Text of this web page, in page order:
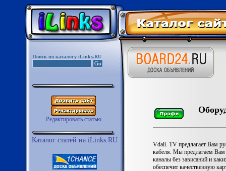
Поиск по каталогу iLinks.RU
Редактировать статью
Каталог статей на iLinks.RU
Vdali. TV предлагает Вам
кабеля. Мы предлагаем Вам
каналы без зависаний и
обеспечит качественную